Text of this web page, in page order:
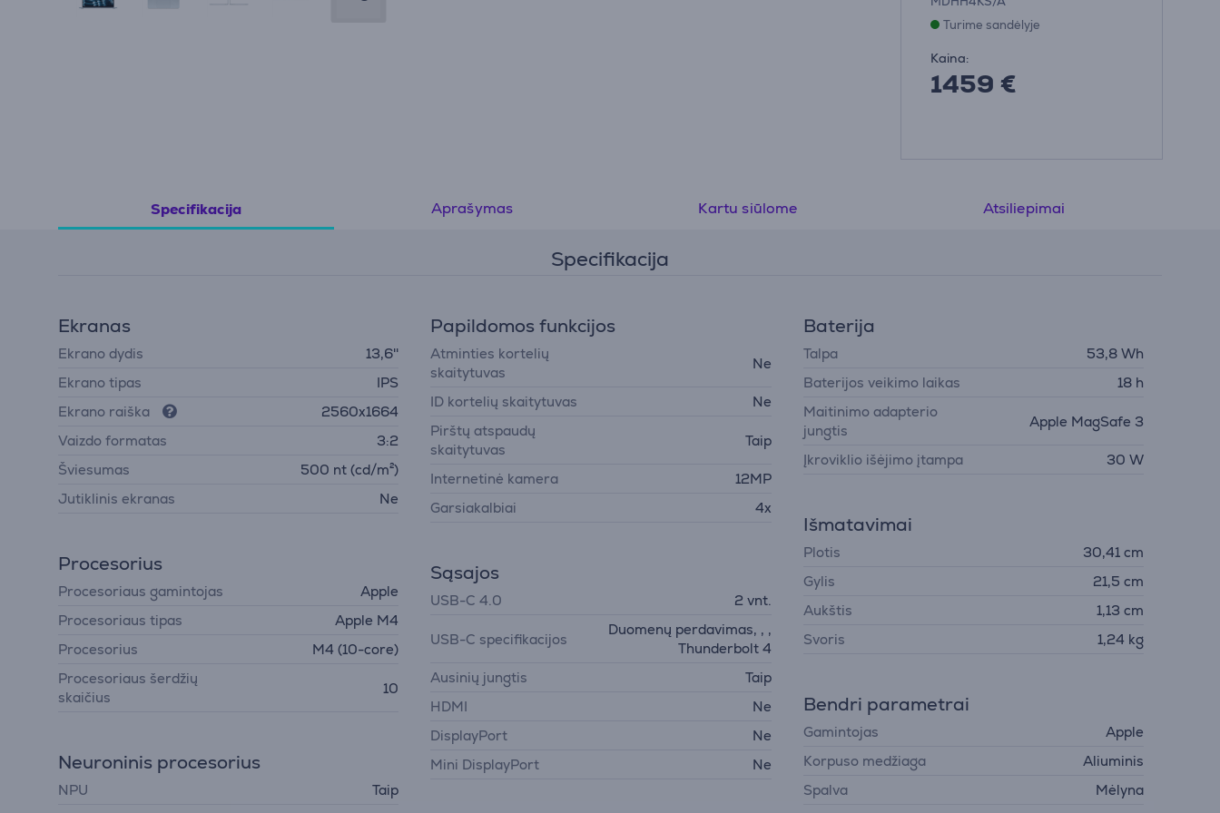
Turime sandėlyje
Kaina:
1459 €
Specifikacija Aprašymas Kartu siūlome Atsiliepimai
Specifikacija
Ekranas
Ekrano dydis
13,6''
Ekrano tipas
IPS
Ekrano raiška
2560x1664
Vaizdo formatas
3:2
Šviesumas
500 nt (cd/m²)
Jutiklinis ekranas
Ne
Procesorius
Procesoriaus gamintojas
Apple
Procesoriaus tipas
Apple M4
Procesorius
M4 (10-core)
Procesoriaus šerdžių
skaičius
10
Neuroninis procesorius
NPU Taip
Papildomos funkcijos
Atminties kortelių
skaitytuvas
Ne
ID kortelių skaitytuvas
Ne
Pirštų atspaudų
skaitytuvas
Taip
Internetinė kamera
12MP
Garsiakalbiai
4x
Sąsajos
USB-C 4.0 2 vnt.
USB-C specifikacijos
Duomenų perdavimas, , ,
Thunderbolt 4
Ausinių jungtis
Taip
HDMI
Ne
DisplayPort
Ne
Mini DisplayPort
Ne
Baterija
Talpa
53,8 Wh
Baterijos veikimo laikas
18 h
Maitinimo adapterio
jungtis
Apple MagSafe 3
Įkroviklio išėjimo įtampa 30 W
Išmatavimai
Plotis
30,41 cm
Gylis
21,5 cm
Aukštis
1,13 cm
Svoris
1,24 kg
Bendri parametrai
Gamintojas
Apple
Korpuso medžiaga
Aliuminis
Spalva
Mėlyna